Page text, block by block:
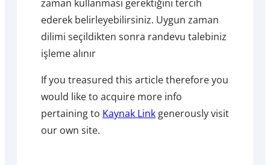
zaman kullanması gerektiğini tercih
ederek belirleyebilirsiniz. Uygun zaman
dilimi seçildikten sonra randevu talebiniz
işleme alınır
If you treasured this article therefore you
would like to acquire more info
pertaining to Kaynak Link generously visit
our own site.